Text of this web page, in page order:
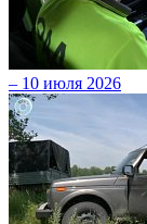
– 10 июля 2026